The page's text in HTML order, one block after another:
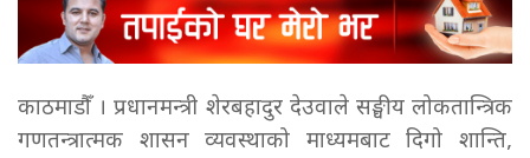
काठमाडौँ । प्रधानमन्त्री शेरबहादुर देउवाले सङ्घीय लोकतान्त्रिक
गणतन्त्रात्मक शासन व्यवस्थाको माध्यमबाट दिगो शान्ति,